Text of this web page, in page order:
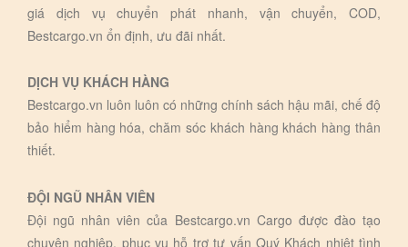
giá dịch vụ chuyển phát nhanh, vận chuyển, COD,
Bestcargo.vn ổn định, ưu đãi nhất.
DỊCH VỤ KHÁCH HÀNG
Bestcargo.vn luôn luôn có những chính sách hậu mãi, chế độ
bảo hiểm hàng hóa, chăm sóc khách hàng khách hàng thân
thiết.
ĐỘI NGŨ NHÂN VIÊN
Đội ngũ nhân viên của Bestcargo.vn Cargo được đào tạo
chuyên nghiệp, phục vụ hỗ trợ tư vấn Quý Khách nhiệt tình